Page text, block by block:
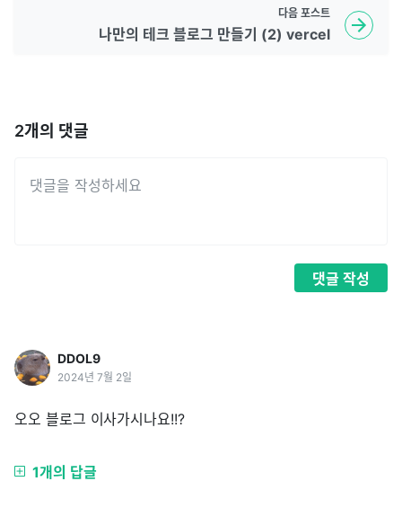
다음 포스트
나만의 테크 블로그 만들기 (2) vercel
2개의 댓글
댓글 작성
DDOL9
2024년 7월 2일
오오 블로그 이사가시나요!!?
1개의 답글